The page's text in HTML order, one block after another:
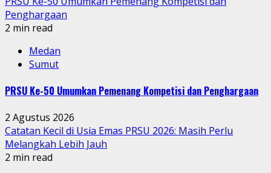
Penghargaan
2 min read
Medan
Sumut
PRSU Ke-50 Umumkan Pemenang Kompetisi dan Penghargaan
2 Agustus 2026
Catatan Kecil di Usia Emas PRSU 2026: Masih Perlu
Melangkah Lebih Jauh
2 min read